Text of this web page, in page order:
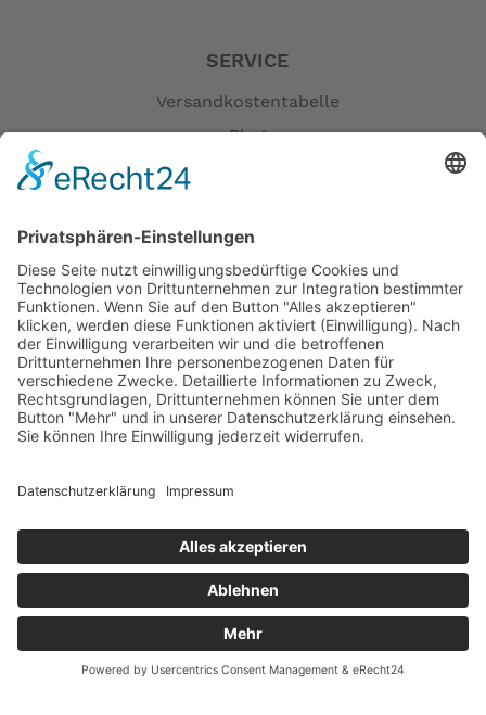
SERVICE
Versandkostentabelle
Blog
Erklärung zur Barrierefreiheit
AGB
Öffnungszeiten
Versandpartner
Verfügbarkeiten
Zahlung und Versand
Datenschutz
Fernabsatz
Widerrufsrecht bei Dienstleistungen
Kontakt
Garantiefall
Batterieverordnung
Ergänzende Allgemeine Geschäftsbedingungen zum